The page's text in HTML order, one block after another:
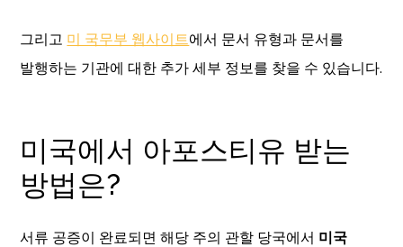
그리고 미 국무부 웹사이트에서 문서 유형과 문서를
발행하는 기관에 대한 추가 세부 정보를 찾을 수 있습니다.
미국에서 아포스티유 받는
방법은?
서류 공증이 완료되면 해당 주의 관할 당국에서 미국